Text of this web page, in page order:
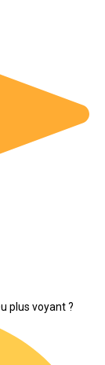
plus voyant ?